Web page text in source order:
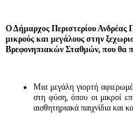
Ο Δήμαρχος Περιστερίου
μικρούς και μεγάλους στην
Βρεφονηπιακών Σταθμών, που θα
Μια μεγάλη γιορτή
στη φύση, όπου οι μικροί
αισθητηριακά παιχνίδια και